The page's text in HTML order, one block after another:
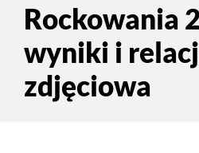
Treść
stronyRockowania
wyniki i
zdjęciowa